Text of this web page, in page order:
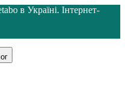
в Україні. Інтернет-